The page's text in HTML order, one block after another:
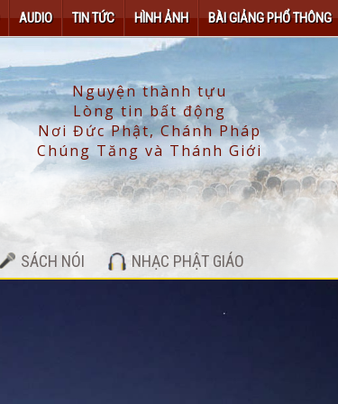
AUDIO TIN TỨC HÌNH ẢNH BÀI GIẢNG PHỔ THÔNG
SÁCH NÓI NHẠC PHẬT GIÁO